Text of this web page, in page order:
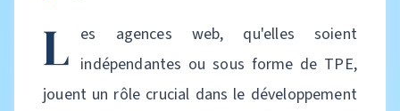
L es agences web, qu'elles soient
indépendantes ou sous forme de TPE,
jouent un rôle crucial dans le développement